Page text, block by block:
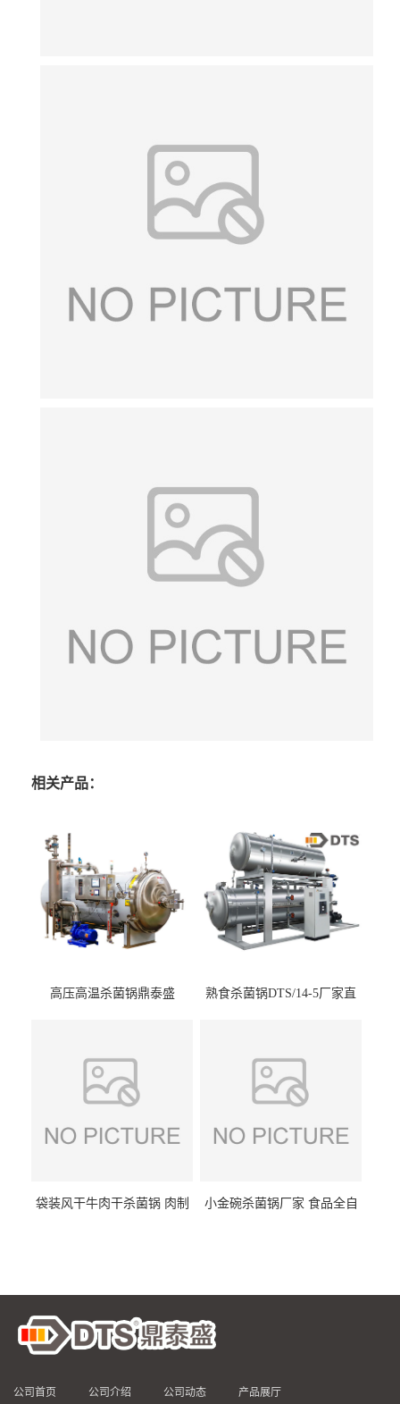
相关产品：
高压高温杀菌锅鼎泰盛
熟食杀菌锅DTS/14-5厂家直
袋装风干牛肉干杀菌锅 肉制
小金碗杀菌锅厂家 食品全自
公司首页 公司介绍 公司动态 产品展厅